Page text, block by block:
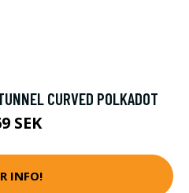
CURVED POLKADOT
SEK
INFO!